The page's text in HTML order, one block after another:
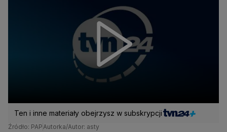
Ten i inne materiały obejrzysz w subskrypcji
Źródło: PAP Autorka/Autor: asty